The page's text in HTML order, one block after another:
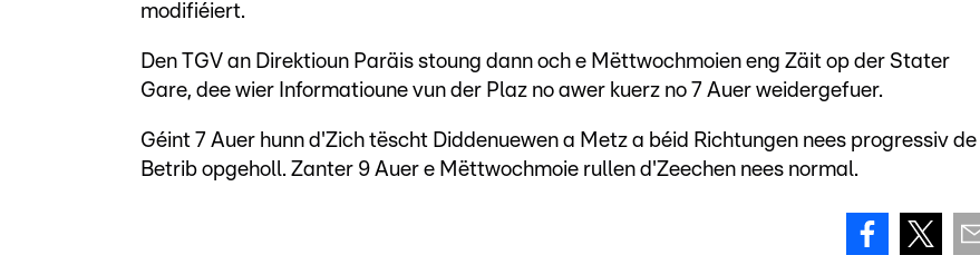
modifiéiert.
Den TGV an Direktioun Paräis stoung dann och e Mëttwochmoien eng Zäit op der Stater
Gare, dee wier Informatioune vun der Plaz no awer kuerz no 7 Auer weidergefuer.
Géint 7 Auer hunn d'Zich tëscht Diddenuewen a Metz a béid Richtungen nees progressiv de
Betrib opgeholl. Zanter 9 Auer e Mëttwochmoie rullen d'Zeechen nees normal.